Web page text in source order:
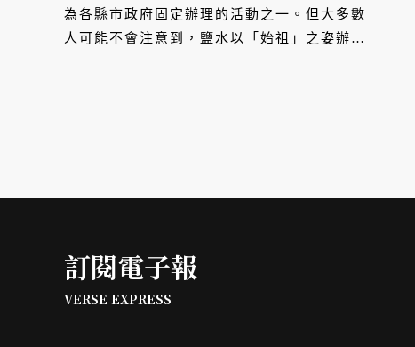
為各縣市政府固定辦理的活動之一。但大多數
人可能不會注意到，鹽水以「始祖」之姿辦了
訂閱電子報
VERSE EXPRESS